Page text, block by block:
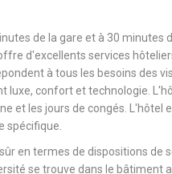
de la gare et à 30 minutes
d'excellents services
à tous les besoins des
luxe, confort et technologie.
et les jours de congés. L'hôtel
spécifique.
en termes de dispositions de
se trouve dans le bâtiment